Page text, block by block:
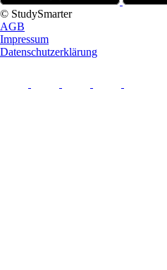
© StudySmarter
AGB
Impressum
Datenschutzerklärung